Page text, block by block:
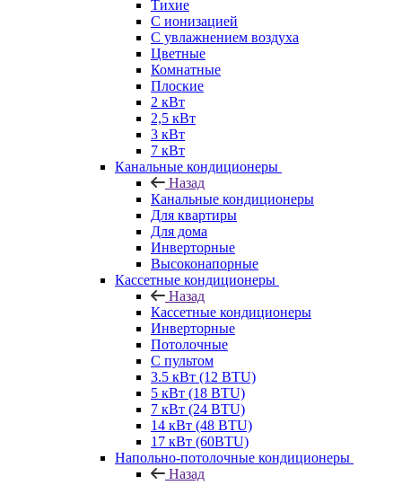
Тихие
С ионизацией
С увлажнением воздуха
Цветные
Комнатные
Плоские
2 кВт
2,5 кВт
3 кВт
7 кВт
Канальные кондиционеры
Назад
Канальные кондиционеры
Для квартиры
Для дома
Инверторные
Высоконапорные
Кассетные кондиционеры
Назад
Кассетные кондиционеры
Инверторные
Потолочные
С пультом
3.5 кВт (12 BTU)
5 кВт (18 BTU)
7 кВт (24 BTU)
14 кВт (48 BTU)
17 кВт (60BTU)
Напольно-потолочные кондиционеры
Назад